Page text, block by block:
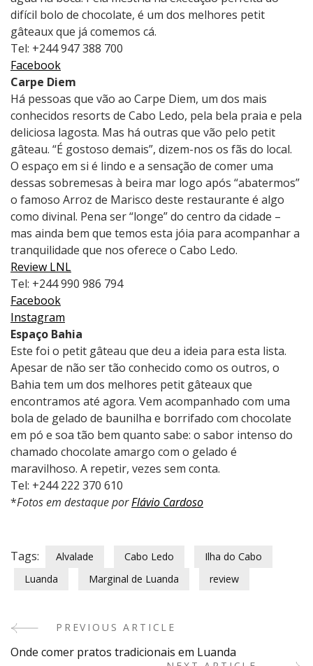
difícil bolo de chocolate, é um dos melhores petit
gâteaux que já comemos cá.
Tel: +244 947 388 700
Facebook
Carpe Diem
Há pessoas que vão ao Carpe Diem, um dos mais
conhecidos resorts de Cabo Ledo, pela bela praia e pela
deliciosa lagosta. Mas há outras que vão pelo petit
gâteau. “É gostoso demais”, dizem-nos os fãs do local.
O espaço em si é lindo e a sensação de comer uma
dessas sobremesas à beira mar logo após “abatermos”
o famoso Arroz de Marisco deste restaurante é algo
como divinal. Pena ser “longe” do centro da cidade –
mas ainda bem que temos esta jóia para acompanhar a
tranquilidade que nos oferece o Cabo Ledo.
Review LNL
Tel: +244 990 986 794
Facebook
Instagram
Espaço Bahia
Este foi o petit gâteau que deu a ideia para esta lista.
Apesar de não ser tão conhecido como os outros, o
Bahia tem um dos melhores petit gâteaux que
encontramos até agora. Vem acompanhado com uma
bola de gelado de baunilha e borrifado com chocolate
em pó e soa tão bem quanto sabe: o sabor intenso do
chamado chocolate amargo com o gelado é
maravilhoso. A repetir, vezes sem conta.
Tel: +244 222 370 610
*Fotos em destaque porFlávio Cardoso
Tags: Alvalade Cabo Ledo
Ilha do Cabo
Luanda
Marginal de Luanda review
PostPREVIOUS ARTICLE
Onde comer pratos tradicionais em Luanda